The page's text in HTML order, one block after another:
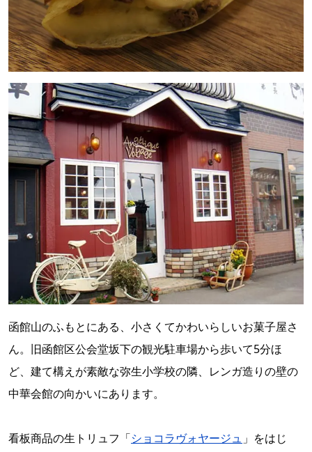
函館山のふもとにある、小さくてかわいらしいお菓子屋さ
ん。旧函館区公会堂坂下の観光駐車場から歩いて5分ほ
ど、建て構えが素敵な弥生小学校の隣、レンガ造りの壁の
中華会館の向かいにあります。
看板商品の生トリュフ「ショコラヴォヤージュ 」をはじ